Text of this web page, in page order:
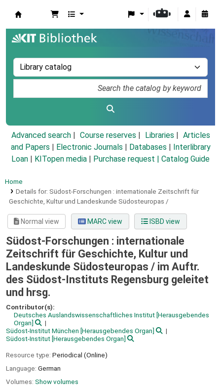
Advanced search Course reserves Libraries
Articles
and Papers
Electronic Journals Databases
Interlibrary
Loan
KITopen media Purchase request | Catalog Guide
Home
Details for: Südost-Forschungen : internationale Zeitschrift für
Geschichte, Kultur und Landeskunde Südosteuropas /
Normal view MARC view ISBD view
Südost-Forschungen : internationale
Zeitschrift für Geschichte, Kultur und
Landeskunde Südosteuropas / im Auftr.
des Südost-Instituts Regensburg geleitet
und hrsg.
Contributor(s):
Deutsches Auslandswissenschaftliches Institut [Herausgebendes
Organ]
Südost-Institut München [Herausgebendes Organ]
Südost-Institut [Herausgebendes Organ]
Resource type: Periodical (Online)
Language: German
Volumes: Show volumes